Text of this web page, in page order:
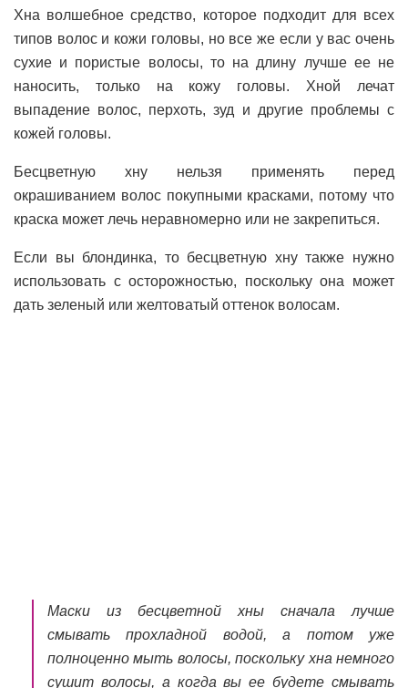
Хна волшебное средство, которое подходит для всех
типов волос и кожи головы, но все же если у вас очень
сухие и пористые волосы, то на длину лучше ее не
наносить, только на кожу головы. Хной лечат
выпадение волос, перхоть, зуд и другие проблемы с
кожей головы.
Бесцветную хну нельзя применять перед
окрашиванием волос покупными красками, потому что
краска может лечь неравномерно или не закрепиться.
Если вы блондинка, то бесцветную хну также нужно
использовать с осторожностью, поскольку она может
дать зеленый или желтоватый оттенок волосам.
Маски из бесцветной хны сначала лучше
смывать прохладной водой, а потом уже
полноценно мыть волосы, поскольку хна немного
сушит волосы, а когда вы ее будете смывать